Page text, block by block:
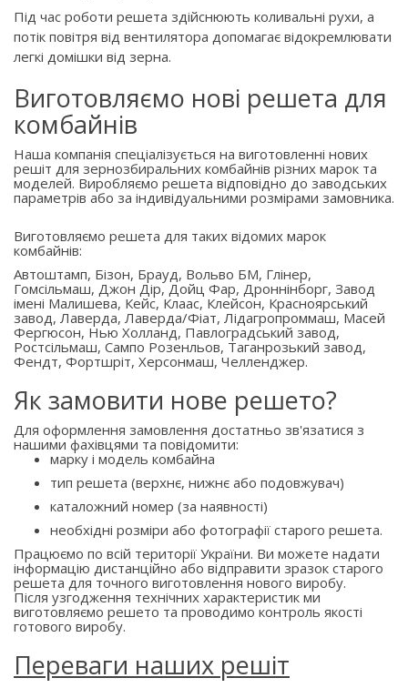
Під час роботи решета здійснюють коливальні рухи, а
потік повітря від вентилятора допомагає відокремлювати
легкі домішки від зерна.
Виготовляємо нові решета для
комбайнів
Наша компанія спеціалізується на виготовленні нових
решіт для зернозбиральних комбайнів різних марок та
моделей. Виробляємо решета відповідно до заводських
параметрів або за індивідуальними розмірами замовника.
Виготовляємо решета для таких відомих марок
комбайнів:
Автоштамп, Бізон, Брауд, Вольво БМ, Глінер,
Гомсільмаш, Джон Дір, Дойц Фар, Дроннінборг, Завод
імені Малишева, Кейс, Клаас, Клейсон, Красноярський
завод, Лаверда, Лаверда/Фіат, Лідагропроммаш, Масей
Фергюсон, Нью Холланд, Павлоградський завод,
Ростсільмаш, Сампо Розенльов, Таганрозький завод,
Фендт, Фортшріт, Херсонмаш, Челленджер.
Як замовити нове решето?
Для оформлення замовлення достатньо зв'язатися з
нашими фахівцями та повідомити:
марку і модель комбайна
тип решета (верхнє, нижнє або подовжувач)
каталожний номер (за наявності)
необхідні розміри або фотографії старого решета.
Працюємо по всій території України. Ви можете надати
інформацію дистанційно або відправити зразок старого
решета для точного виготовлення нового виробу.
Після узгодження технічних характеристик ми
виготовляємо решето та проводимо контроль якості
готового виробу.
Переваги наших решіт